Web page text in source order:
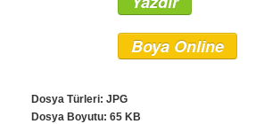
Boya Online
Dosya Türleri: JPG
Dosya Boyutu: 65 KB